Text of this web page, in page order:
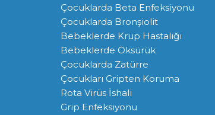
Çocuklarda Beta Enfeksiyonu
Çocuklarda Bronşiolit
Bebeklerde Krup Hastalığı
Bebeklerde Öksürük
Çocuklarda Zatürre
Çocukları Gripten Koruma
Rota Virüs İshali
Grip Enfeksiyonu